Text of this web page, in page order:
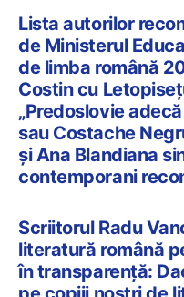
Lista autorilor
de Ministerul
de limba română
Costin cu
„Predoslovie
sau Costache
și Ana Blandiana
contemporani
Scriitorul Radu
literatură română
în transparență: